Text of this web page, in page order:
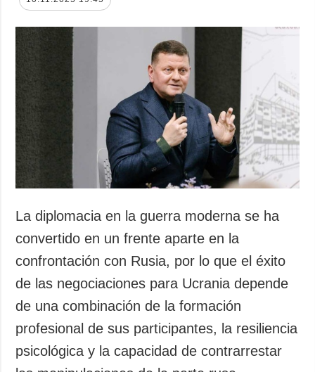
La diplomacia en la guerra moderna se ha
convertido en un frente aparte en la
confrontación con Rusia, por lo que el éxito
de las negociaciones para Ucrania depende
de una combinación de la formación
profesional de sus participantes, la resiliencia
psicológica y la capacidad de contrarrestar